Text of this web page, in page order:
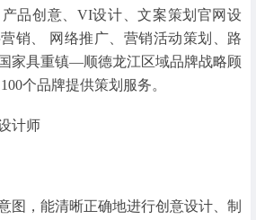
品创意、VI设计、文案策划官网设
销、 网络推广、营销活动策划、路
家具重镇—顺德龙江区域品牌战略顾
个品牌提供策划服务。
计师
图，能清晰正确地进行创意设计、制